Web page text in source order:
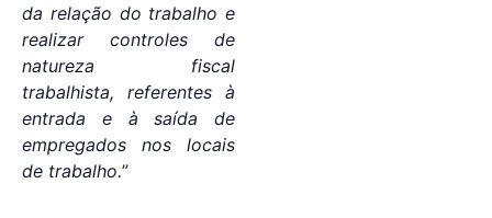
da relação do trabalho e
realizar controles de
natureza fiscal
trabalhista, referentes à
entrada e à saída de
empregados nos locais
de trabalho.”